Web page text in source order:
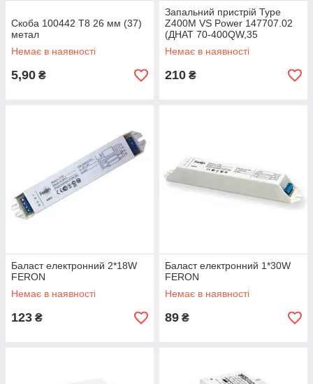
Скоба 100442 Т8 26 мм (37)
метал
Немає в наявності
5,90 ₴
Запальний пристрій Type
Z400М VS Power 147707.02
(ДНАТ 70-400QW,35
МГ-400W)
Немає в наявності
210 ₴
Баласт електронний 2*18W
FERON
Немає в наявності
123 ₴
Баласт електронний 1*30W
FERON
Немає в наявності
89 ₴